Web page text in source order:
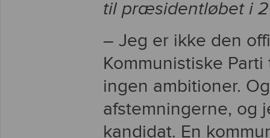
til præsidentløbet i
– Jeg er ikke den
Kommunistiske
ingen ambitioner.
afstemningerne, og
kandidat. En